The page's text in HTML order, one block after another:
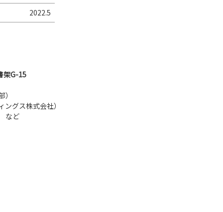
2022.5
架G-15
ングス株式会社）
など